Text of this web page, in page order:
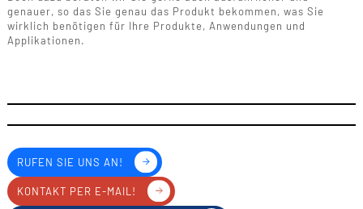
genauer, so das Sie genau das Produkt bekommen, was Sie
wirklich benötigen für Ihre Produkte, Anwendungen und
Applikationen.
RUFEN SIE UNS AN!
KONTAKT PER E-MAIL!